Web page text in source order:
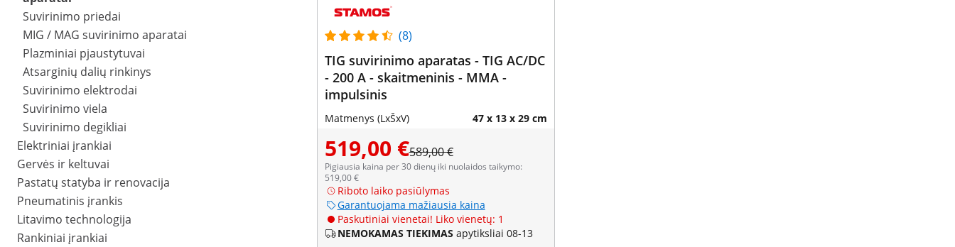
Suvirinimo priedai
MIG / MAG suvirinimo aparatai
Plazminiai pjaustytuvai
Atsarginių dalių rinkinys
Suvirinimo elektrodai
Suvirinimo viela
Suvirinimo degikliai
Elektriniai įrankiai
Gervės ir keltuvai
Pastatų statyba ir renovacija
Pneumatinis įrankis
Litavimo technologija
Rankiniai įrankiai
(8)
TIG suvirinimo aparatas - TIG AC/DC
- 200 A - skaitmeninis - MMA -
impulsinis
Matmenys (LxŠxV) 47 x 13 x 29 cm
519,00 €589,00 €
Pigiausia kaina per 30 dienų iki nuolaidos taikymo:
519,00 €
Riboto laiko pasiūlymas
Garantuojama mažiausia kaina
Paskutiniai vienetai! Liko vienetų: 1
NEMOKAMAS TIEKIMAS apytiksliai 08-13